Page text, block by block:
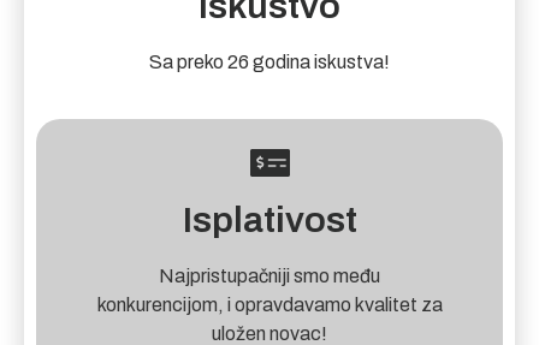
Sa preko 26 godina iskustva!
Isplativost
Najpristupačniji smo među
konkurencijom, i opravdavamo kvalitet za
uložen novac!